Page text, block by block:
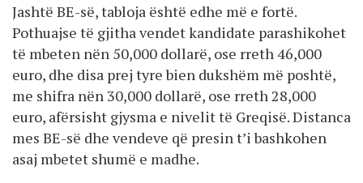
Jashtë BE-së, tabloja është edhe më e fortë.
Pothuajse të gjitha vendet kandidate parashikohet
të mbeten nën 50,000 dollarë, ose rreth 46,000
euro, dhe disa prej tyre bien dukshëm më poshtë,
me shifra nën 30,000 dollarë, ose rreth 28,000
euro, afërsisht gjysma e nivelit të Greqisë. Distanca
mes BE-së dhe vendeve që presin t’i bashkohen
asaj mbetet shumë e madhe.